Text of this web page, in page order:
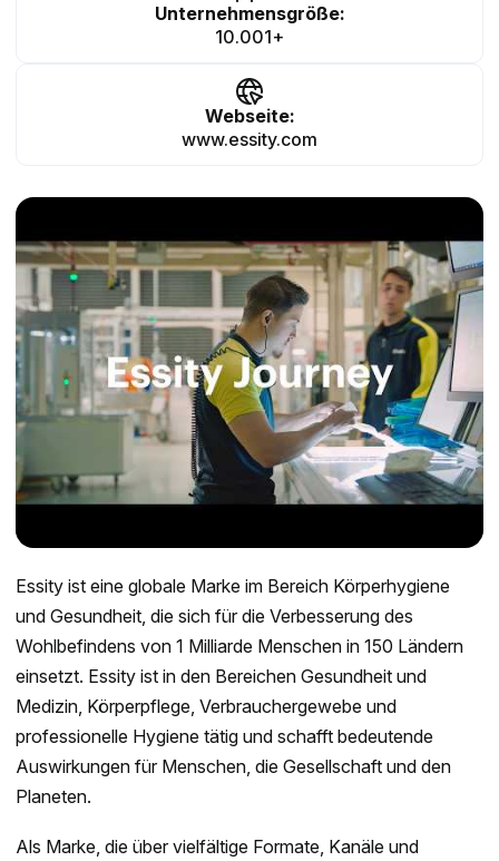
Unternehmensgröße:
10.001+
Webseite:
www.essity.com
Essity ist eine globale Marke im Bereich Körperhygiene
und Gesundheit, die sich für die Verbesserung des
Wohlbefindens von 1 Milliarde Menschen in 150 Ländern
einsetzt. Essity ist in den Bereichen Gesundheit und
Medizin, Körperpflege, Verbrauchergewebe und
professionelle Hygiene tätig und schafft bedeutende
Auswirkungen für Menschen, die Gesellschaft und den
Planeten.
Als Marke, die über vielfältige Formate, Kanäle und